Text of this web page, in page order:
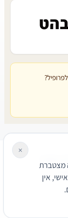
פרטיות
מצטברת
אין
×